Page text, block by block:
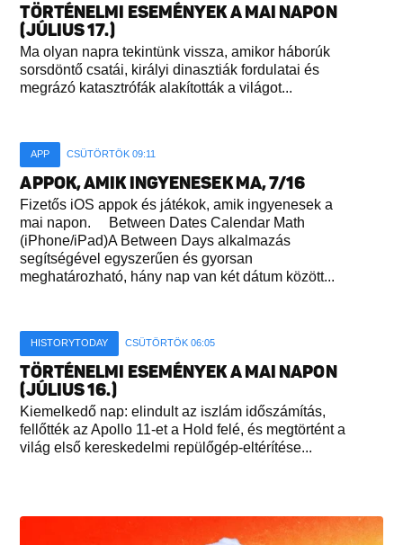
TÖRTÉNELMI ESEMÉNYEK A MAI NAPON
(JÚLIUS 17.)
Ma olyan napra tekintünk vissza, amikor háborúk
sorsdöntő csatái, királyi dinasztiák fordulatai és
megrázó katasztrófák alakították a világot...
APP CSÜTÖRTÖK 09:11
APPOK, AMIK INGYENESEK MA, 7/16
Fizetős iOS appok és játékok, amik ingyenesek a
mai napon. Between Dates Calendar Math
(iPhone/iPad)A Between Days alkalmazás
segítségével egyszerűen és gyorsan
meghatározható, hány nap van két dátum között...
HISTORYTODAY CSÜTÖRTÖK 06:05
TÖRTÉNELMI ESEMÉNYEK A MAI NAPON
(JÚLIUS 16.)
Kiemelkedő nap: elindult az iszlám időszámítás,
fellőtték az Apollo 11-et a Hold felé, és megtörtént a
világ első kereskedelmi repülőgép-eltérítése...